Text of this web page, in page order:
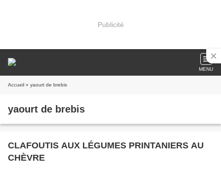
Publicité
MENU
Accueil » yaourt de brebis
yaourt de brebis
CLAFOUTIS AUX LÉGUMES PRINTANIERS AU
CHÈVRE